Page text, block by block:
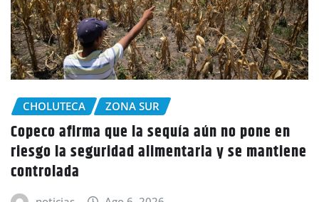
CHOLUTECA
Policía Nacional desaloja a campesinos de
tierras en El Tulito, Choluteca
noticias